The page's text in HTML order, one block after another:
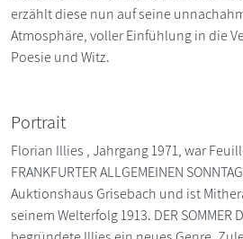
erzählt diese nun auf seine
Atmosphäre, voller Einfühlung in die
Poesie und Witz.
Portrait
Florian Illies , Jahrgang 1971, war
FRANKFURTER ALLGEMEINEN
Auktionshaus Grisebach und ist
seinem Welterfolg 1913. DER SOMMER